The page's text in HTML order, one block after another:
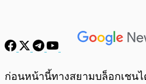
พร้อมเล่น
ก่อนหน้านี้ทางสยามบล็อกเชน